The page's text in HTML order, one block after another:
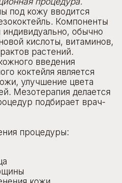
которые
процедур. В том
подбирает врач-
кожи